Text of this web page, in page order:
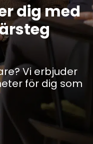
dig med
Vi erbjuder
för dig som